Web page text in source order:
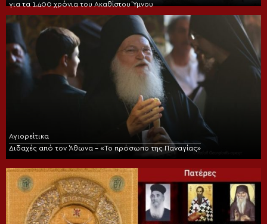
για τα 1.400 χρόνια του Ακαθίστου Ύμνου
Αγιορείτικα
Διδαχές από τον Άθωνα – «Το πρόσωπο της Παναγίας»